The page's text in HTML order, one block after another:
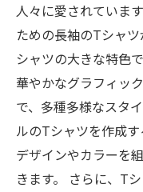
人々に愛されていま
ための長袖のTシャ
シャツの大きな特色
華やかなグラフィッ
で、多種多様なスタ
ルのTシャツを作成
デザインやカラーを
きます。 さらに、T